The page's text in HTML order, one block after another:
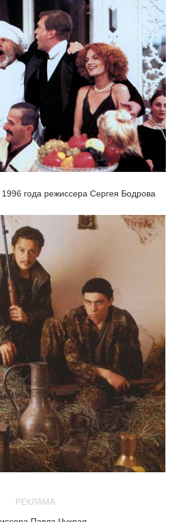
1996 года режиссера Сергея Бодрова
РЕКЛАМА